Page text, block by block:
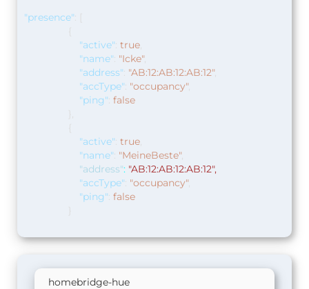
"presence":
{
"active": true,
"name": "Icke",
"address": "AB:12:AB:12:AB:12",
"accType": "occupancy",
"ping": false
},
{
"active": true,
"name": "MeineBeste",
"address": "AB:12:AB:12:AB:12",
"accType": "occupancy",
"ping": false
}
homebridge-hue